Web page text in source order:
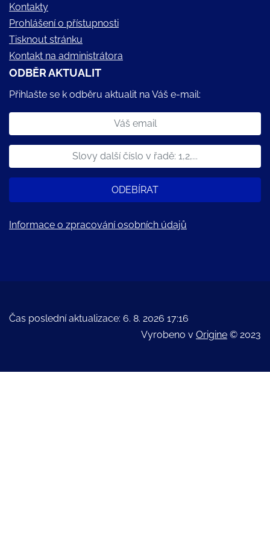
Kontakty
Prohlášení o přístupnosti
Tisknout stránku
Kontakt na administrátora
ODBĚR AKTUALIT
Přihlašte se k odběru aktualit na Váš e-mail:
ODEBÍRAT
Informace o zpracování osobních údajů
Čas poslední aktualizace: 6. 8. 2026 17:16
Vyrobeno v Origine © 2023